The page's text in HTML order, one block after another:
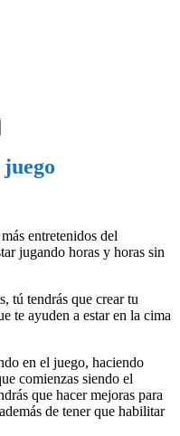
entretenidos del
jugando horas y horas sin
tú tendrás que crear tu
te ayuden a estar en la cima
en el juego, haciendo
comienzas siendo el
que hacer mejoras para
de tener que habilitar